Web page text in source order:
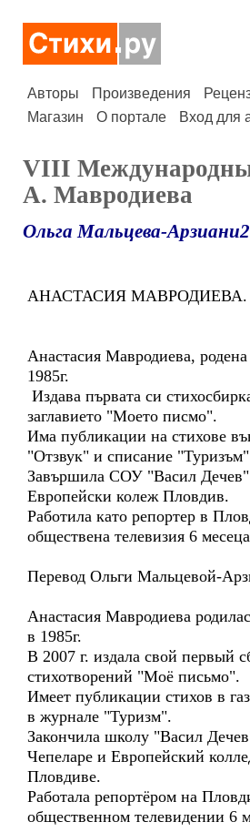
Авторы Произведения
Магазин
О портале Вход для
VIII
А. Мавродиева
Ольга Мальцева-Арзиани2
АНАСТАСИЯ МАВРОДИЕВА.
Анастасия Мавродиева,
1985г.
Издава първата си
заглавието "Моето писмо".
Има публикации на стихове
"Отзвук" и списание "Туризъм"
Завършила СОУ "Васил Дечев"
Европейски колеж Пловдив.
Работила като репортер в
обществена телевизия 6
Перевод Ольги Мальцевой-
Анастасия Мавродиева
в 1985г.
В 2007 г. издала свой первый
стихотворений "Моё письмо".
Имеет публикации стихов в
в журнале "Туризм".
Закончила школу "Васил
Чепеларе и Европейский
Пловдиве.
Работала репортёром на
общественном телевидении 6